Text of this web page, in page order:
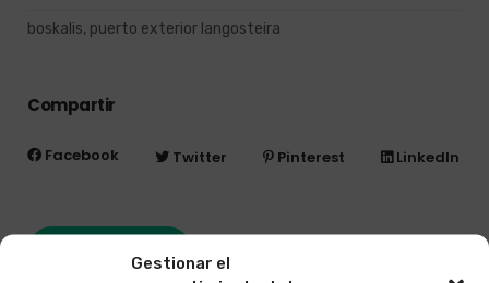
Gestionar el
boskalis, puerto exterior langosteira
Compartir
Facebook Twitter Pinterest LinkedIn
Ver proyecto